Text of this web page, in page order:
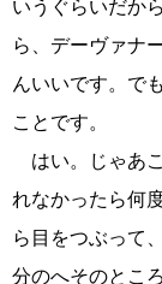
いうぐらいだか
ら、デーヴァナ
んいいです。で
ことです。
はい。じゃあ
れなかったら何
ら目をつぶって
分のへそのとこ